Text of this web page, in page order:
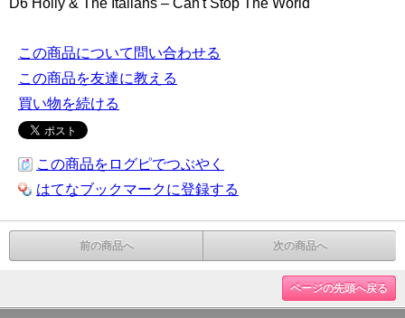
D6 Holly & The Italians – Can't Stop The World
この商品について問い合わせる
この商品を友達に教える
買い物を続ける
この商品をログピでつぶやく
はてなブックマークに登録する
前の商品へ 次の商品へ
ページの先頭へ戻る